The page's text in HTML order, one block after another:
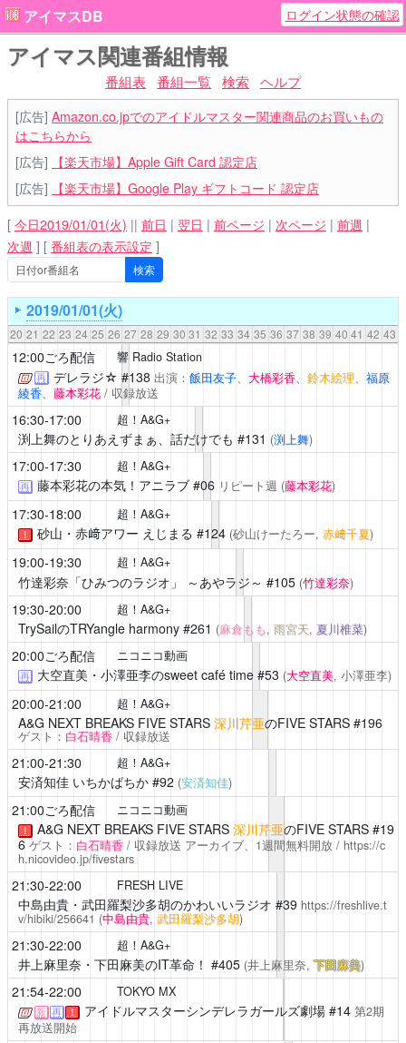
アイマスDB ログイン状態の確認
アイマス関連番組情報
番組表 番組一覧 検索 ヘルプ
[広告] Amazon.co.jpでのアイドルマスター関連商品のお買いもの
はこちらから
[広告]
【楽天市場】Apple Gift Card 認定店
[広告]
【楽天市場】Google Play ギフトコード 認定店
[ 今日2019/01/01(火) || 前日 | 翌日 | 前ページ | 次ページ | 前週 |
次週 ] [ 番組表の表示設定 ]
2019/01/01(火)
20 21 22 23 24 25 26 27 28 29 30 31 32 33 34 35 36 37 38 39 40 41 42 43
12:00ごろ配信 響 Radio Station
再 デレラジ☆ #138 出演： 飯田友子、 大橋彩香、 鈴木絵理、 福原
綾香、 藤本彩花/ 収録放送
16:30-17:00 超！A&G+
渕上舞のとりあえずまぁ、話だけでも #131 (渕上舞)
17:00-17:30 超！A&G+
再 藤本彩花の本気！アニラブ#06 リピート週 (藤本彩花)
17:30-18:00 超！A&G+
！ 砂山・赤﨑アワー えじまる #124 (砂山けーたろー, 赤﨑千夏)
19:00-19:30 超！A&G+
竹達彩奈「ひみつのラジオ」 ～あやラジ～ #105 (竹達彩奈)
19:30-20:00 超！A&G+
TrySailのTRYangle harmony#261 (麻倉もも, 雨宮天, 夏川椎菜)
20:00ごろ配信 ニコニコ動画
再 大空直美・小澤亜李のsweet café time#53 (大空直美, 小澤亜李)
20:00-21:00 超！A&G+
A&G NEXT BREAKS FIVE STARS 深川芹亜のFIVE STARS #196
ゲスト： 白石晴香/ 収録放送
21:00-21:30 超！A&G+
安済知佳 いちかばちか#92 (安済知佳)
21:00ごろ配信 ニコニコ動画
！ A&G NEXT BREAKS FIVE STARS 深川芹亜のFIVE STARS #19
6ゲスト： 白石晴香/ 収録放送 アーカイブ、1週間無料開放 / https://c
h.nicovideo.jp/fivestars
21:30-22:00 FRESH LIVE
中島由貴・武田羅梨沙多胡のかわいいラジオ #39 https://freshlive.t
v/hibiki/256641 (中島由貴, 武田羅梨沙多胡)
21:30-22:00 超！A&G+
井上麻里奈・下田麻美のIT革命！ #405 (井上麻里奈,下田麻美)
21:54-22:00 TOKYO MX
新 再 ！ アイドルマスターシンデレラガールズ劇場#14 第2期
再放送開始